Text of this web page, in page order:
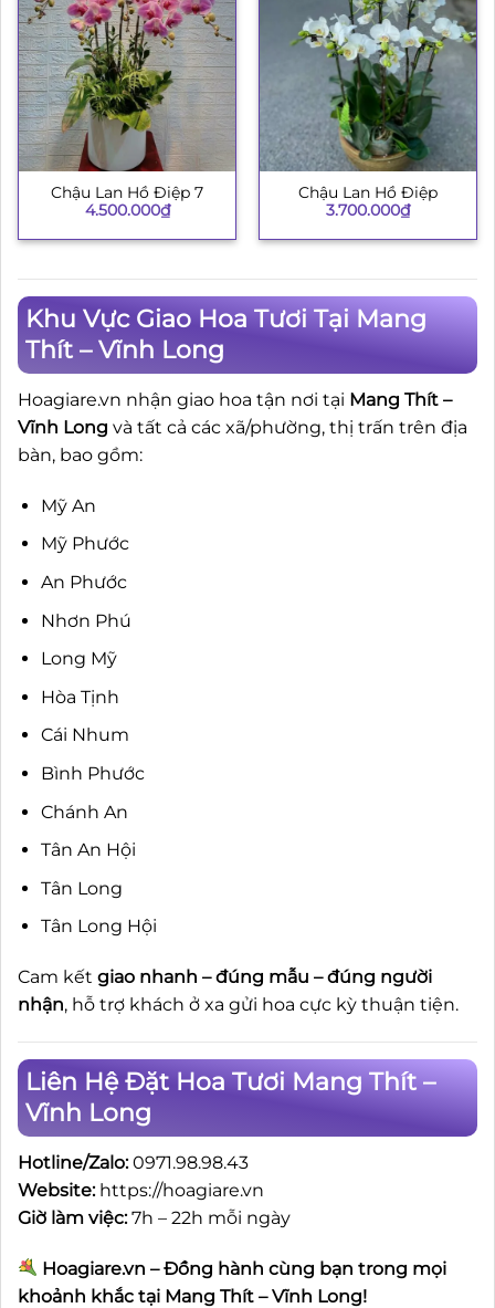
Chậu Lan Hồ Điệp 7
4.500.000₫
Chậu Lan Hồ Điệp
3.700.000₫
Khu Vực Giao Hoa Tươi Tại Mang
Thít – Vĩnh Long
Hoagiare.vn nhận giao hoa tận nơi tại Mang Thít –
Vĩnh Long và tất cả các xã/phường, thị trấn trên địa
bàn, bao gồm:
Mỹ An
Mỹ Phước
An Phước
Nhơn Phú
Long Mỹ
Hòa Tịnh
Cái Nhum
Bình Phước
Chánh An
Tân An Hội
Tân Long
Tân Long Hội
Cam kết giao nhanh – đúng mẫu – đúng người
nhận, hỗ trợ khách ở xa gửi hoa cực kỳ thuận tiện.
Liên Hệ Đặt Hoa Tươi Mang Thít –
Vĩnh Long
Hotline/Zalo:0971.98.98.43
Website: https://hoagiare.vn
Giờ làm việc:7h – 22h mỗi ngày
Hoagiare.vn – Đồng hành cùng bạn trong mọi
khoảnh khắc tại Mang Thít – Vĩnh Long!